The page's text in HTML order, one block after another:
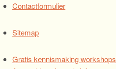
Contactformulier
Sitemap
Gratis kennismaking workshops